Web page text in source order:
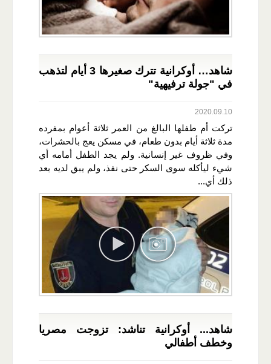
شاهد… أوكرانية تترك صغيرها 3 أيام لتذهب
في "جولة ترفيهية"
2020.09.10
تركت أم طفلها البالغ من العمر ثلاثة أعوام بمفرده
مدة ثلاثة أيام بدون طعام، في مسكن يعج بالحشرات،
وفي ظروف غير إنسانية. ولم يجد الطفل أمامه أي
شيء ليأكله سوى السكر حتى نفذ، ولم يبق لديه بعد
ذلك أي...
شاهد... أوكرانية تناشد: تزوجت مصريا
وخطف أطفالي